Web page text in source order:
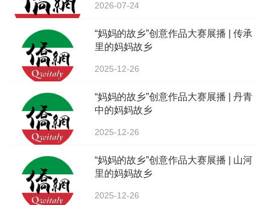
2026-07-24
“妈妈的故乡”创意作品大赛展播 | 传承
里的妈妈故乡
2025-12-26
“妈妈的故乡”创意作品大赛展播 | 丹青
中的妈妈故乡
2025-12-26
“妈妈的故乡”创意作品大赛展播 | 山河
里的妈妈故乡
2025-12-26